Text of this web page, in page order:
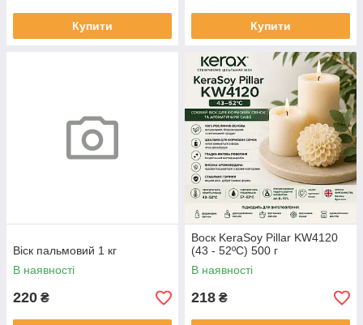
Купити Купити
Віск пальмовий 1 кг
В наявності
220 ₴
Воск KeraSoy Pillar KW4120
(43 - 52ºC) 500 г
В наявності
218 ₴